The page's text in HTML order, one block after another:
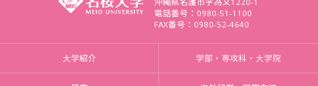
電話番号：0980-51-1100
FAX番号：0980-52-4640
大学紹介 学部・専攻科・大学院